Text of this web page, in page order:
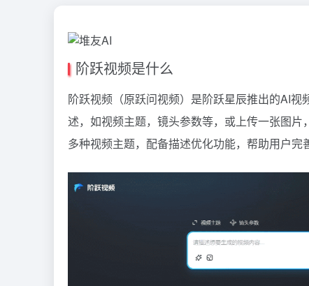
阶跃视频是什么
阶跃视频（原跃问视频）是阶跃星辰推出的AI
述，如视频主题，镜头参数等，或上传一张图
多种视频主题，配备描述优化功能，帮助用户完